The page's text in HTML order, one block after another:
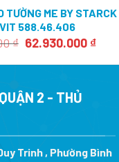
TƯỜNG ME BY STARCK
588.46.406
₫ Giá
là:
62.930.000 ₫Giá
tại
2 - THỦ
Trinh , Phường Bình